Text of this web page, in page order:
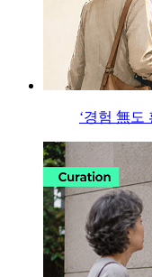
‘경험 無도